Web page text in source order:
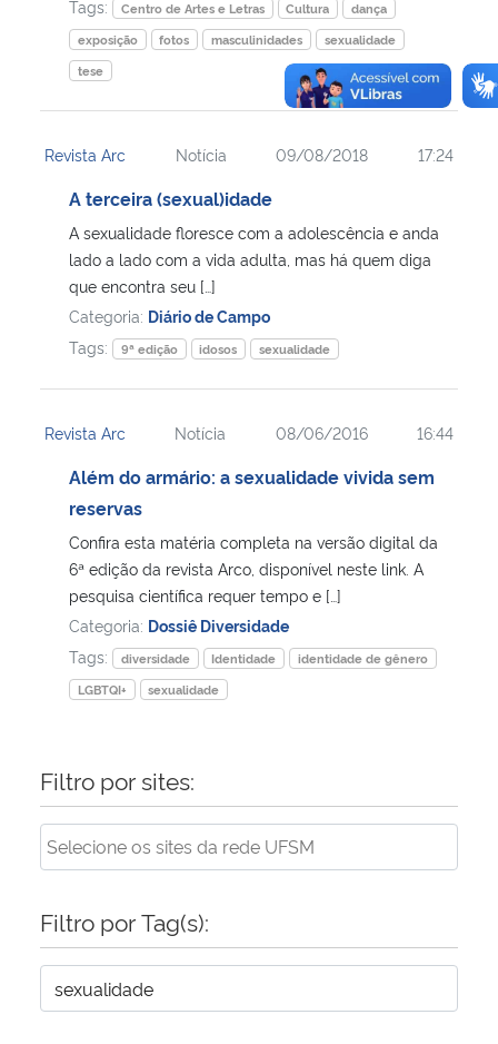
Tags: Centro de Artes e Letras Cultura
dança
exposição
fotos masculinidades
sexualidade
tese
Revista Arc Notícia 09/08/2018 17:24
A terceira (sexual)idade
A sexualidade floresce com a adolescência e anda
lado a lado com a vida adulta, mas há quem diga
que encontra seu […]
Categoria: Diário de Campo
Tags:
9ª edição idosos sexualidade
Revista Arc Notícia 08/06/2016 16:44
Além do armário: a sexualidade vivida sem
reservas
Confira esta matéria completa na versão digital da
6ª edição da revista Arco, disponível neste link. A
pesquisa científica requer tempo e […]
Categoria: Dossiê Diversidade
Tags:
diversidade Identidade
identidade de gênero
LGBTQI+
sexualidade
Filtro por sites:
Filtro por Tag(s):